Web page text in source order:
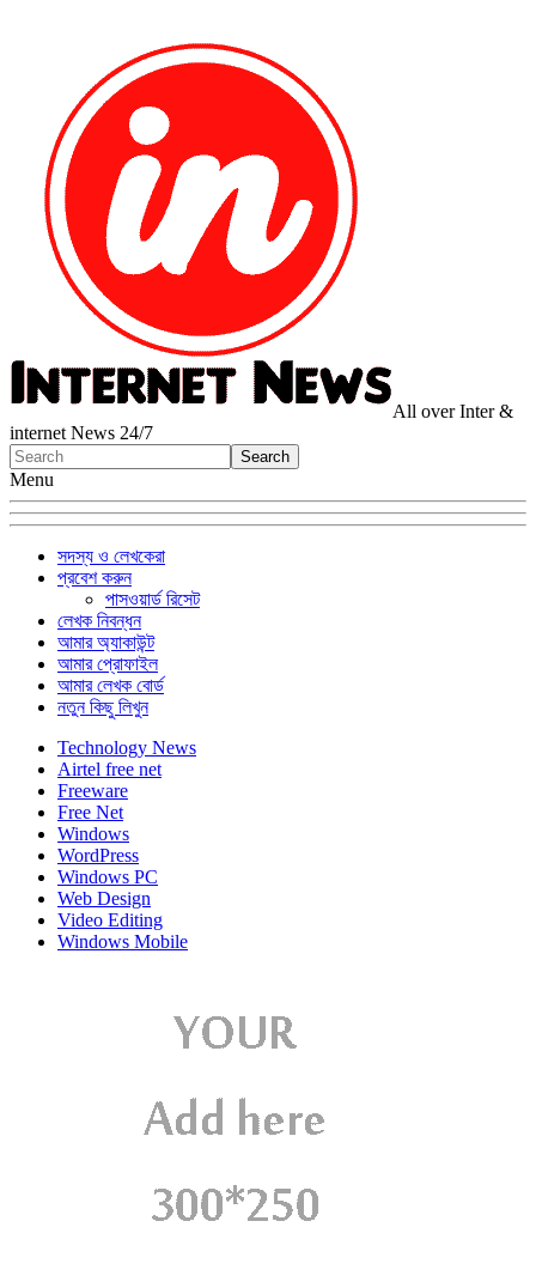
All over Inter &
internet News 24/7
Menu
সদস্য ও লেখকেরা
প্রবেশ করুন
পাসওয়ার্ড রিসেট
লেখক নিবন্ধন
আমার অ্যাকাউন্ট
আমার প্রোফাইল
আমার লেখক বোর্ড
নতুন কিছু লিখুন
Technology News
Airtel free net
Freeware
Free Net
Windows
WordPress
Windows PC
Web Design
Video Editing
Windows Mobile